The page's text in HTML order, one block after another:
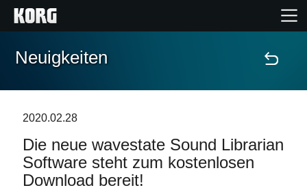
Home
Extras
Events
Neuigkeiten
2020.02.28
Die neue wavestate Sound Librarian
Software steht zum kostenlosen
Download bereit!